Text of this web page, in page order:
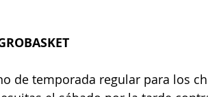
de temporada regular para los